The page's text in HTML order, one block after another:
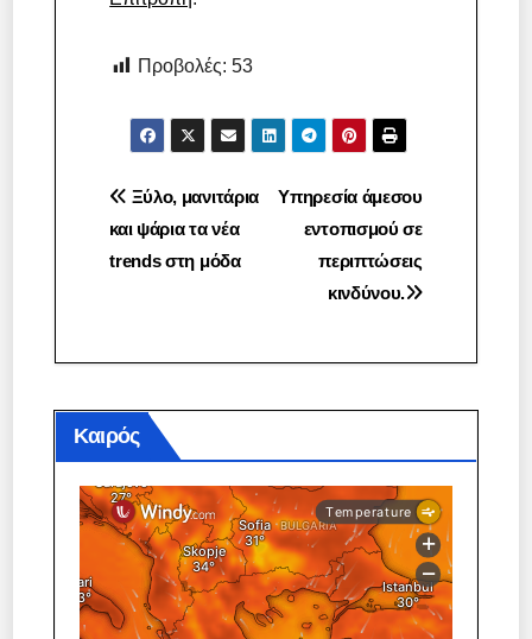
Προβολές: 53
Πλοήγηση
άρθρων
Υπηρεσία άμεσου
εντοπισμού σε
περιπτώσεις
κινδύνου.
Ξύλο, μανιτάρια
και ψάρια τα νέα
trends στη μόδα
Καιρός